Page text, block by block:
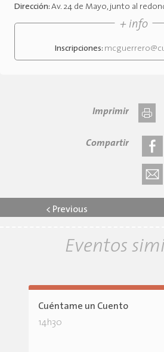
Dirección: Av. 24 de Mayo, junto al
+ info
Inscripciones:
Imprimir
Compartir
< Previous
Eventos
Cuéntame un Cuento
14h30